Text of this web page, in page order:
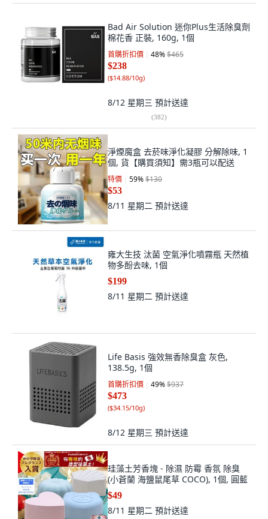
Bad Air Solution 迷你Plus生活除臭劑
棉花香 正裝, 160g, 1個
首購折扣價 48%$465
$238
($14.88/10g)
8/12 星期三 預計送達
(382)
淨煙魔盒 去菸味淨化凝膠 分解除味, 1
個, 貨【購買須知】需3瓶可以配送
特價 59%$130
$53
8/11 星期二 預計送達
雍大生技 汰菌 空氣淨化噴霧瓶 天然植
物多酚去味, 1個
$199
8/11 星期二 預計送達
Life Basis 強效無香除臭盒 灰色,
138.5g, 1個
首購折扣價 49%$937
$473
($34.15/10g)
8/12 星期三 預計送達
珪藻土芳香塊 - 除濕 防霉 香氛 除臭
(小蒼蘭 海鹽鼠尾草 COCO), 1個, 圓藍
$49
8/11 星期二 預計送達